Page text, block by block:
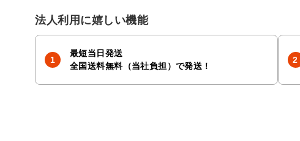
法人利用に嬉しい機能
最短当日発送
全国送料無料（当社負担）で発送！